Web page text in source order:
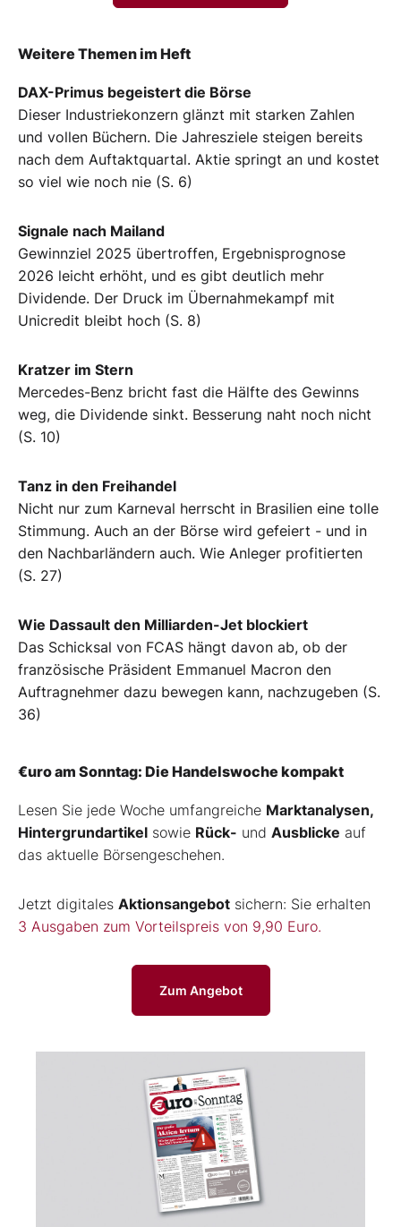
Weitere Themen im Heft
DAX-Primus begeistert die Börse
Dieser Industriekonzern glänzt mit starken Zahlen
und vollen Büchern. Die Jahresziele steigen bereits
nach dem Auftaktquartal. Aktie springt an und kostet
so viel wie noch nie (S. 6)
Signale nach Mailand
Gewinnziel 2025 übertroffen, Ergebnisprognose
2026 leicht erhöht, und es gibt deutlich mehr
Dividende. Der Druck im Übernahmekampf mit
Unicredit bleibt hoch (S. 8)
Kratzer im Stern
Mercedes-Benz bricht fast die Hälfte des Gewinns
weg, die Dividende sinkt. Besserung naht noch nicht
(S. 10)
Tanz in den Freihandel
Nicht nur zum Karneval herrscht in Brasilien eine tolle
Stimmung. Auch an der Börse wird gefeiert - und in
den Nachbarländern auch. Wie Anleger profitierten
(S. 27)
Wie Dassault den Milliarden-Jet blockiert
Das Schicksal von FCAS hängt davon ab, ob der
französische Präsident Emmanuel Macron den
Auftragnehmer dazu bewegen kann, nachzugeben (S.
36)
€uro am Sonntag: Die Handelswoche kompakt
Lesen Sie jede Woche umfangreiche Marktanalysen,
Hintergrundartikel sowie Rück- und Ausblicke auf
das aktuelle Börsengeschehen.
Jetzt digitales Aktionsangebot sichern: Sie erhalten
3 Ausgaben zum Vorteilspreis von 9,90 Euro.
Zum Angebot